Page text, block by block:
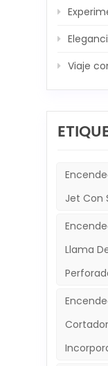
Experimente una vida de
Elegancia en
Viaje con estilo:
Jet Con
Llama